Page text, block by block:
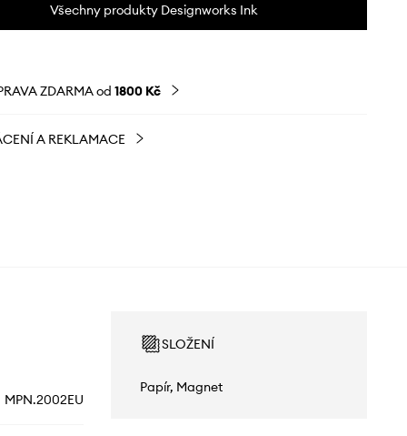
Všechny produkty Designworks Ink
ZDARMA od 1800 Kč
A REKLAMACE
MPN.2002EU
SLOŽENÍ
Papír, Magnet